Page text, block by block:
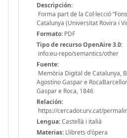
Descripción:
Forma part de la Col·lecció
Catalunya (Universitat Rovira i
Formato: PDF
Tipo de recurso OpenAire 3.0:
info:eu-repo/semantics/other
Fuente:
Memòria Digital de Catalunya,
Agostino Gaspar e
Gaspar e Roca, 1846
Relación:
https://cercador.urv.cat/
Lengua:Castellà i italià
Materias: Llibrets d'òpera